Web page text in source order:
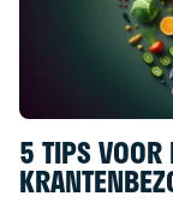
5 TIPS VOOR